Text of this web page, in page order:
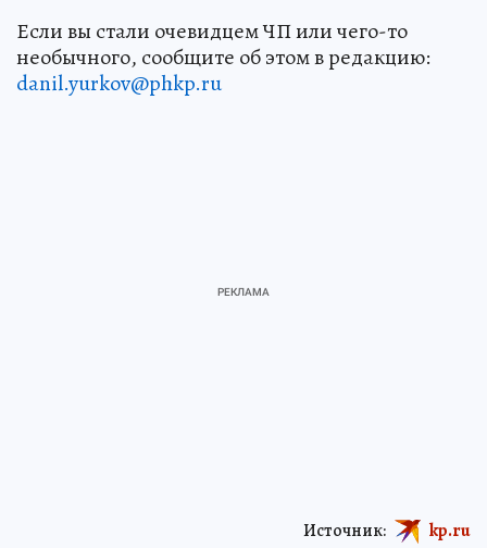
Если вы стали очевидцем ЧП или чего-то
необычного, сообщите об этом в редакцию:
danil.yurkov@phkp.ru
Источник: kp.ru